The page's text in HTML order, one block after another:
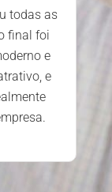
as
foi
e
e